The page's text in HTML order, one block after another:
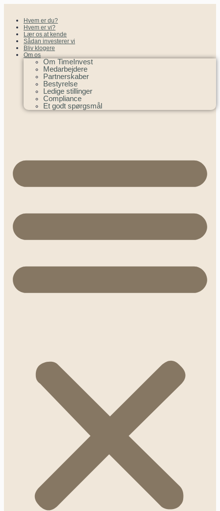
Hvem er du?
Hvem er vi?
Lær os at kende
Sådan investerer vi
Bliv klogere
Om os
Om TimeInvest
Medarbejdere
Partnerskaber
Bestyrelse
Ledige stillinger
Compliance
Et godt spørgsmål